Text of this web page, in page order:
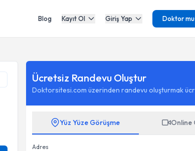
Blog Kayıt Ol Giriş Yap Doktor
Ücretsiz Randevu Oluştur
Doktorsitesi.com üzerinden randevu oluşturmak
Yüz Yüze Görüşme Online
Adres